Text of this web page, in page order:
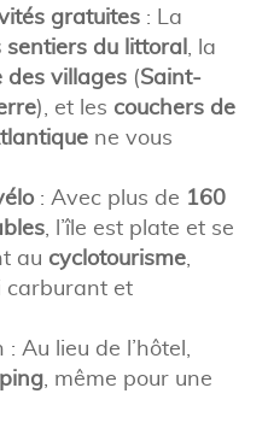
gratuites: La
du littoral, la
des villages(Saint-
), et les couchers de
ne vous
: Avec plus de 160
, l’île est plate et se
au cyclotourisme,
carburant et
Au lieu de l’hôtel,
, même pour une